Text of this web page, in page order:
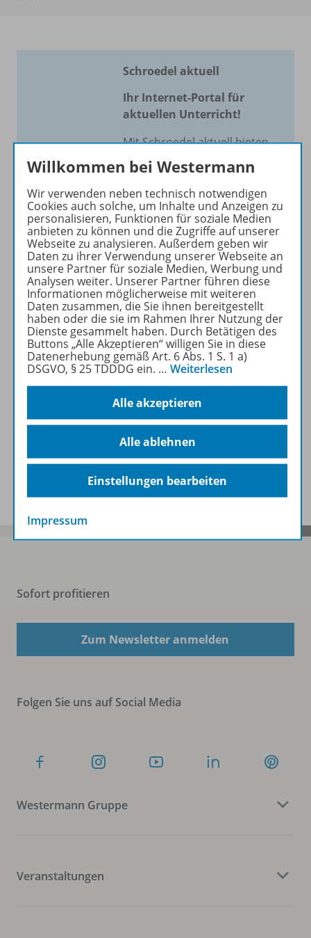
Schroedel aktuell
Ihr Internet-Portal für
aktuellen Unterricht!
Mit Schroedel aktuell bieten
wir Ihnen einen Service, um
Ihren Unterricht aktuell und
einfach zu gestalten. Jede
Woche drei bis vier
Neuerscheinungen mit
großem Online Archiv.
Mehr erfahren
Informationen
Beschreibung
Spar-Pakete
Sofort profitieren
Zum Newsletter anmelden
Folgen Sie uns auf Social Media
Westermann Gruppe
Veranstaltungen
Willkommen bei Westermann
Wir verwenden neben technisch notwendigen
Cookies auch solche, um Inhalte und Anzeigen zu
personalisieren, Funktionen für soziale Medien
anbieten zu können und die Zugriffe auf unserer
Webseite zu analysieren. Außerdem geben wir
Daten zu ihrer Verwendung unserer Webseite an
unsere Partner für soziale Medien, Werbung und
Analysen weiter. Unserer Partner führen diese
Informationen möglicherweise mit weiteren
Daten zusammen, die Sie ihnen bereitgestellt
haben oder die sie im Rahmen Ihrer Nutzung der
Dienste gesammelt haben. Durch Betätigen des
Buttons „Alle Akzeptieren“ willigen Sie in diese
Datenerhebung gemäß Art. 6 Abs. 1 S. 1 a)
DSGVO, § 25 TDDDG ein. … Weiterlesen
Alle akzeptieren
Alle ablehnen
Einstellungen bearbeiten
Impressum